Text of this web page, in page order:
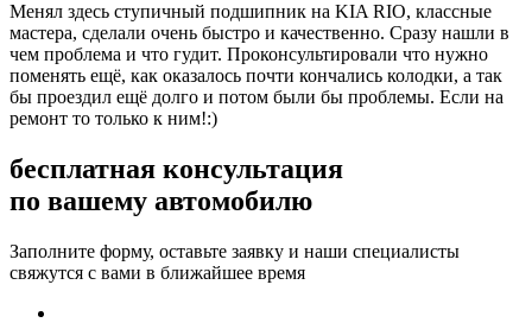
Менял здесь ступичный подшипник на KIA RIO, классные
мастера, сделали очень быстро и качественно. Сразу нашли в
чем проблема и что гудит. Проконсультировали что нужно
поменять ещё, как оказалось почти кончались колодки, а так
бы проездил ещё долго и потом были бы проблемы. Если на
ремонт то только к ним!:)
бесплатная консультация
по вашему автомобилю
Заполните форму, оставьте заявку и наши специалисты
свяжутся с вами в ближайшее время